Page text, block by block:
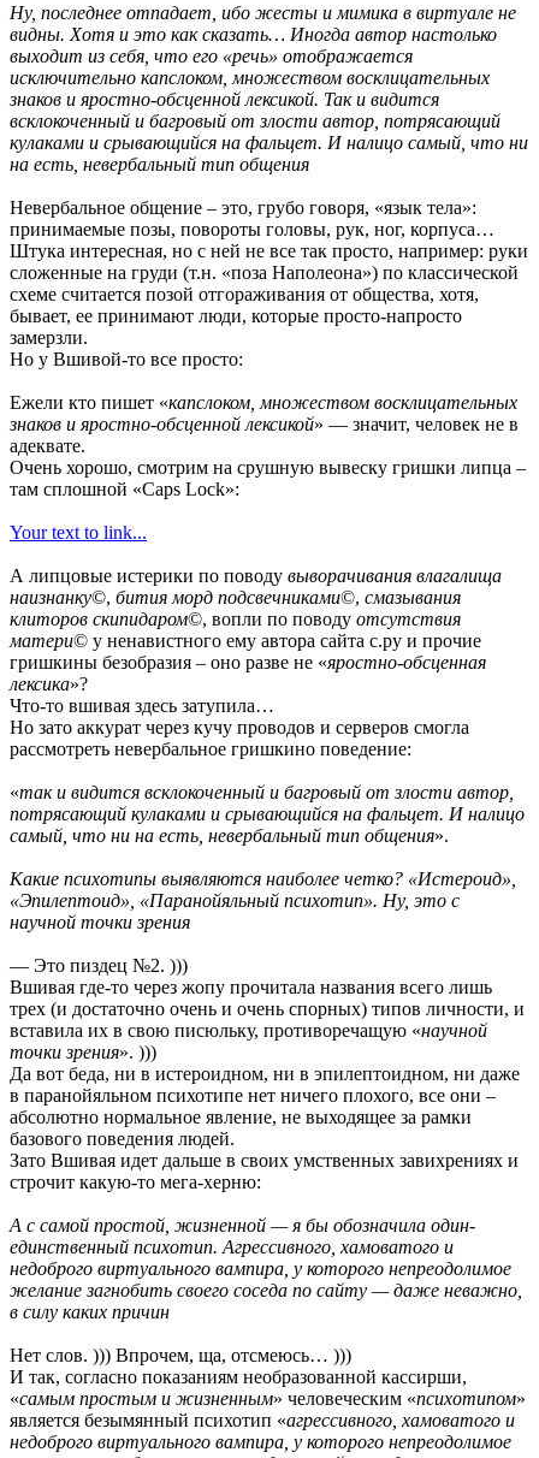
Ну, последнее отпадает, ибо жесты и мимика в виртуале не
видны. Хотя и это как сказать… Иногда автор настолько
выходит из себя, что его «речь» отображается
исключительно капслоком, множеством восклицательных
знаков и яростно-обсценной лексикой. Так и видится
всклокоченный и багровый от злости автор, потрясающий
кулаками и срывающийся на фальцет. И налицо самый, что ни
на есть, невербальный тип общения
Невербальное общение – это, грубо говоря, «язык тела»:
принимаемые позы, повороты головы, рук, ног, корпуса…
Штука интересная, но с ней не все так просто, например: руки
сложенные на груди (т.н. «поза Наполеона») по классической
схеме считается позой отгораживания от общества, хотя,
бывает, ее принимают люди, которые просто-напросто
замерзли.
Но у Вшивой-то все просто:
Ежели кто пишет «капслоком, множеством восклицательных
знаков и яростно-обсценной лексикой» — значит, человек не в
адеквате.
Очень хорошо, смотрим на срушную вывеску гришки липца –
там сплошной «Caps Lock»:
Your text to link...
А липцовые истерики по поводу выворачивания влагалища
наизнанку©, бития морд подсвечниками©, смазывания
клиторов скипидаром©, вопли по поводу отсутствия
матери© у ненавистного ему автора сайта с.ру и прочие
гришкины безобразия – оно разве не «яростно-обсценная
лексика»?
Что-то вшивая здесь затупила…
Но зато аккурат через кучу проводов и серверов смогла
рассмотреть невербальное гришкино поведение:
«так и видится всклокоченный и багровый от злости автор,
потрясающий кулаками и срывающийся на фальцет. И налицо
самый, что ни на есть, невербальный тип общения».
Какие психотипы выявляются наиболее четко? «Истероид»,
«Эпилептоид», «Паранойяльный психотип». Ну, это с
научной точки зрения
— Это пиздец №2. )))
Вшивая где-то через жопу прочитала названия всего лишь
трех (и достаточно очень и очень спорных) типов личности, и
вставила их в свою писюльку, противоречащую «научной
точки зрения». )))
Да вот беда, ни в истероидном, ни в эпилептоидном, ни даже
в паранойяльном психотипе нет ничего плохого, все они –
абсолютно нормальное явление, не выходящее за рамки
базового поведения людей.
Зато Вшивая идет дальше в своих умственных завихрениях и
строчит какую-то мега-херню:
А с самой простой, жизненной — я бы обозначила один-
единственный психотип. Агрессивного, хамоватого и
недоброго виртуального вампира, у которого непреодолимое
желание загнобить своего соседа по сайту — даже неважно,
в силу каких причин
Нет слов. ))) Впрочем, ща, отсмеюсь… )))
И так, согласно показаниям необразованной кассирши,
«самым простым и жизненным» человеческим «психотипом»
является безымянный психотип «агрессивного, хамоватого и
недоброго виртуального вампира, у которого непреодолимое